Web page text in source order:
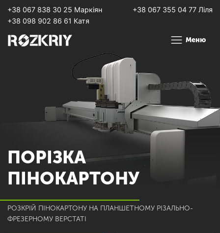
+38 067 838 30 25 Маркіян
+38 067 355 04 77 Ліля
+38 098 902 86 61 Катя
Меню
ПОРІЗКА
ПІНОКАРТОНУ
РОЗКРІЙ ПІНОКАРТОНУ НА ПЛАНШЕТНОМУ РІЗАЛЬНО-
ФРЕЗЕРНОМУ ВЕРСТАТІ